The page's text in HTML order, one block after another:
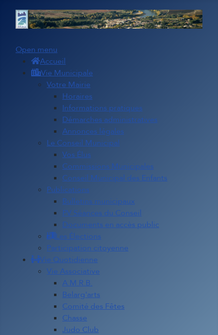
Open menu
Accueil
Vie Municipale
Votre Mairie
Horaires
Informations pratiques
Démarches administratives
Annonces légales
Le Conseil Municipal
Vos Élus
Commissions Municipales
Conseil Municipal des Enfants
Publications
Bulletins municipaux
PV Séances du Conseil
Documents en accès public
Les Élections
Participation citoyenne
Vie Quotidienne
Vie Associative
A.M.R.B.
Belarg'arts
Comité des Fêtes
Chasse
Judo Club